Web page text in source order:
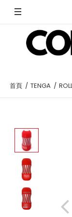
首頁 TENGA